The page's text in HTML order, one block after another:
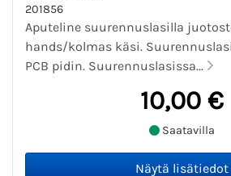
201856
Aputeline suurennuslasilla
hands/kolmas käsi.
PCB pidin. Suurennuslasissa...
10,00 €
Saatavilla